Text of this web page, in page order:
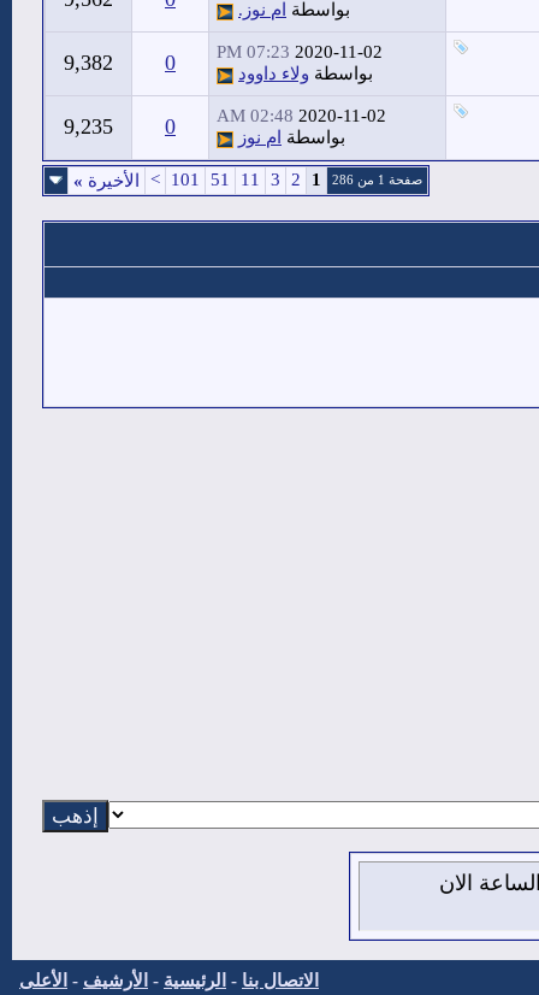
بواسطة ام نوز.
2020-11-02
07:23 PM
بواسطة ولاء داوود 0
9,382
2020-11-02
02:48 AM
بواسطة ام نوز 0
9,235
صفحة 1 من 286 1
2
3
11
51
101
> الأخيرة »
10 من اغسطس 2026 , الساعة الان
الاتصال بنا - الرئيسية - الأرشيف - الأعلى